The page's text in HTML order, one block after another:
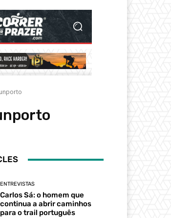
ENTREVISTAS
Carlos Sá: o homem que
continua a abrir caminhos
para o trail português